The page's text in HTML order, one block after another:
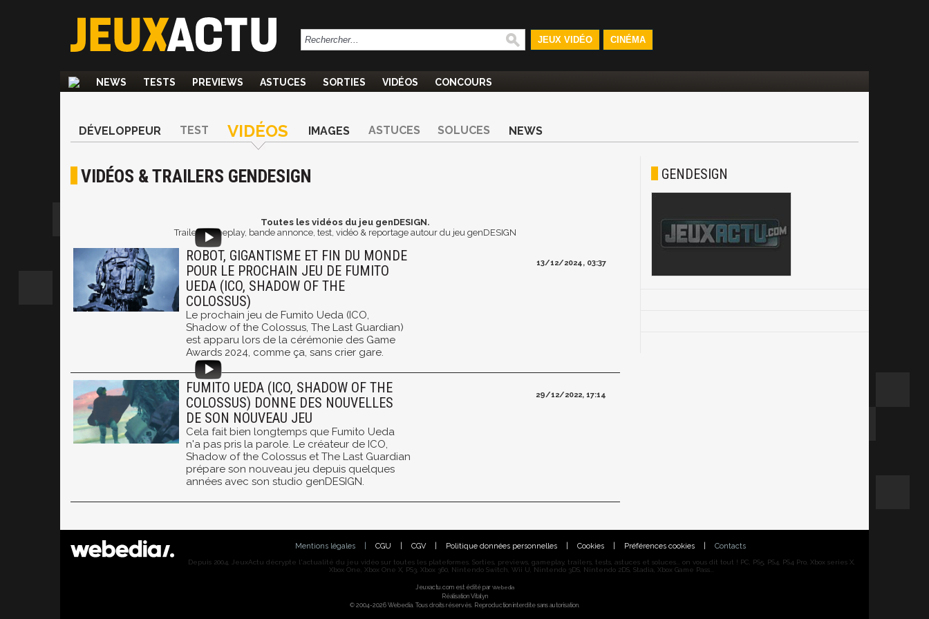
JEUX VIDÉO CINÉMA
NEWS TESTS PREVIEWS ASTUCES SORTIES VIDÉOS CONCOURS
DÉVELOPPEUR TEST VIDÉOS IMAGES ASTUCES SOLUCES NEWS
VIDÉOS & TRAILERS GENDESIGN
Toutes les vidéos du jeu genDESIGN.
Trailer, gameplay, bande annonce, test, vidéo & reportage autour du jeu genDESIGN
ROBOT, GIGANTISME ET FIN DU MONDE
POUR LE PROCHAIN JEU DE FUMITO
UEDA (ICO, SHADOW OF THE
COLOSSUS)
Le prochain jeu de Fumito Ueda (ICO,
Shadow of the Colossus, The Last Guardian)
est apparu lors de la cérémonie des Game
Awards 2024, comme ça, sans crier gare.
13/12/2024, 03:37
FUMITO UEDA (ICO, SHADOW OF THE
COLOSSUS) DONNE DES NOUVELLES
DE SON NOUVEAU JEU
Cela fait bien longtemps que Fumito Ueda
n'a pas pris la parole. Le créateur de ICO,
Shadow of the Colossus et The Last Guardian
prépare son nouveau jeu depuis quelques
années avec son studio genDESIGN.
29/12/2022, 17:14
GENDESIGN
Mentions légales CGU CGV Politique données personnelles Cookies Préférences cookies Contacts
Depuis 2004, JeuxActu décrypte l'actualité du jeu vidéo sur toutes les plateformes. Sorties, previews, gameplay, trailers, tests, astuces et soluces... on vous dit tout ! PC, PS5, PS4, PS4 Pro, Xbox series X,
Xbox One, Xbox One X, PS3, Xbox 360, Nintendo Switch, Wii U, Nintendo 3DS, Nintendo 2DS, Stadia, Xbox Game Pass...
Jeuxactu.com est édité par Webedia
Réalisation Vitalyn
© 2004-2026 Webedia. Tous droits réservés. Reproduction interdite sans autorisation.